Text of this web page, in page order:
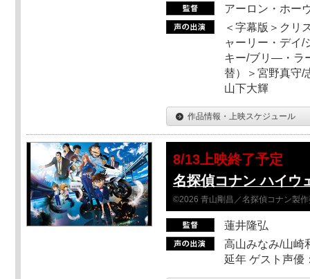
アーロン・ホー
＜字幕版＞クリ
ャーリー・デイ/
キー/ブリ―・ラ
替）＞宮野真守/
山下大輝
作品情報・上映スケジュール
8/13上映終了予定
名探偵コナン ハイウ
©2026 青山剛昌／名探偵コナン製
蓮井隆弘
高山みなみ/山崎
延年 ゲスト声優